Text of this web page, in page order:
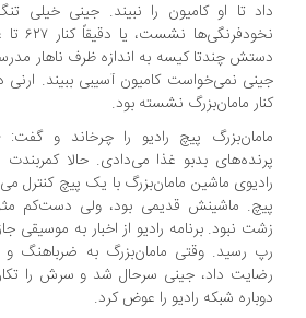
داد تا او کامیون را نبیند. جینی خیلی
دستش چندتا کیسه به اندازه ظرف ناهار
جینی نمی‌خواست کامیون آسیبی ببیند. ارنی
کنار مامان‌بزرگ نشسته بود.
مامان‌بزرگ پیچ رادیو را چرخاند و گفت:
پرنده‌های بدبو غذا می‌دادی. حالا
رادیوی ماشین مامان‌بزرگ با یک پیچ
پیچ. ماشینش قدیمی بود، ولی دست‌کم
زشت نبود. برنامه رادیو از اخبار به موسیقی
رپ رسید. وقتی مامان‌بزرگ به ضرباهنگ
رضایت داد، جینی سرحال شد و سرش را
دوباره شبکه رادیو را عوض کرد.